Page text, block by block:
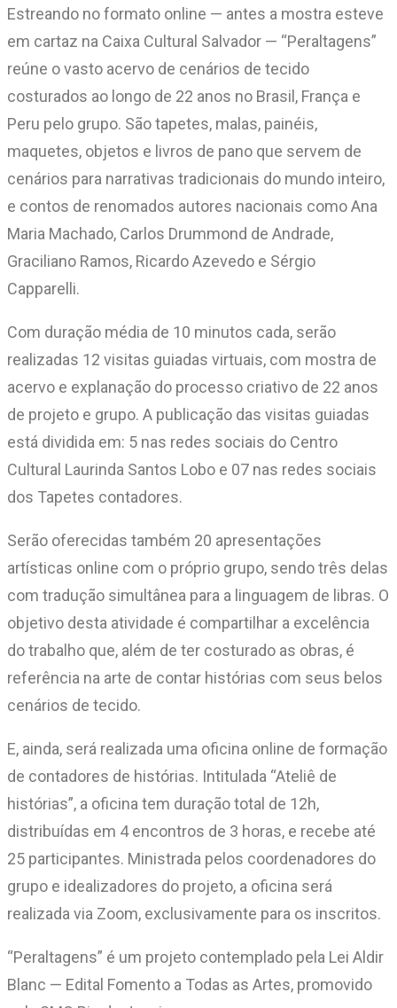
Estreando no formato online — antes a mostra esteve
em cartaz na Caixa Cultural Salvador — “Peraltagens”
reúne o vasto acervo de cenários de tecido
costurados ao longo de 22 anos no Brasil, França e
Peru pelo grupo. São tapetes, malas, painéis,
maquetes, objetos e livros de pano que servem de
cenários para narrativas tradicionais do mundo inteiro,
e contos de renomados autores nacionais como Ana
Maria Machado, Carlos Drummond de Andrade,
Graciliano Ramos, Ricardo Azevedo e Sérgio
Capparelli.
Com duração média de 10 minutos cada, serão
realizadas 12 visitas guiadas virtuais, com mostra de
acervo e explanação do processo criativo de 22 anos
de projeto e grupo. A publicação das visitas guiadas
está dividida em: 5 nas redes sociais do Centro
Cultural Laurinda Santos Lobo e 07 nas redes sociais
dos Tapetes contadores.
Serão oferecidas também 20 apresentações
artísticas online com o próprio grupo, sendo três delas
com tradução simultânea para a linguagem de libras. O
objetivo desta atividade é compartilhar a excelência
do trabalho que, além de ter costurado as obras, é
referência na arte de contar histórias com seus belos
cenários de tecido.
E, ainda, será realizada uma oficina online de formação
de contadores de histórias. Intitulada “Ateliê de
histórias”, a oficina tem duração total de 12h,
distribuídas em 4 encontros de 3 horas, e recebe até
25 participantes. Ministrada pelos coordenadores do
grupo e idealizadores do projeto, a oficina será
realizada via Zoom, exclusivamente para os inscritos.
“Peraltagens” é um projeto contemplado pela Lei Aldir
Blanc — Edital Fomento a Todas as Artes, promovido